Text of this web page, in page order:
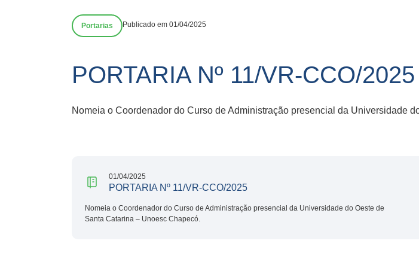
Portarias Publicado em 01/04/2025
PORTARIA Nº 11/VR-CCO/2025
Nomeia o Coordenador do Curso de Administração presencial da Universidade
01/04/2025
PORTARIA Nº 11/VR-CCO/2025
Nomeia o Coordenador do Curso de Administração presencial da Universidade do Oeste de
Santa Catarina – Unoesc Chapecó.